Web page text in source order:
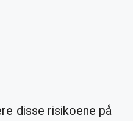
disse risikoene på